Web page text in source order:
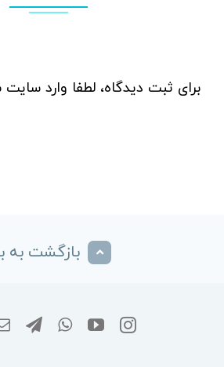
برای ثبت دیدگاه، لطفا وارد سایت
بازگشت به